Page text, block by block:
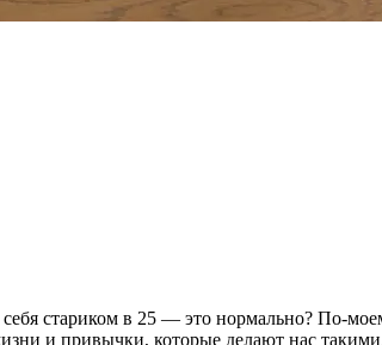
стариком в 25 — это нормально? По-
и привычки, которые делают нас